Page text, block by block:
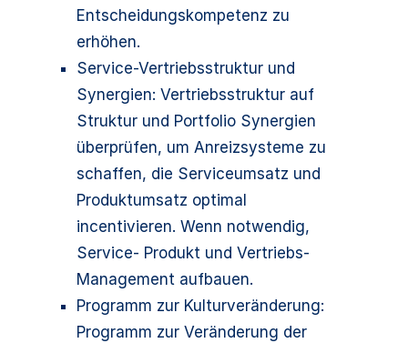
Entscheidungskompetenz zu
erhöhen.
Service-Vertriebsstruktur und
Synergien: Vertriebsstruktur auf
Struktur und Portfolio Synergien
überprüfen, um Anreizsysteme zu
schaffen, die Serviceumsatz und
Produktumsatz optimal
incentivieren. Wenn notwendig,
Service- Produkt und Vertriebs-
Management aufbauen.
Programm zur Kulturveränderung:
Programm zur Veränderung der